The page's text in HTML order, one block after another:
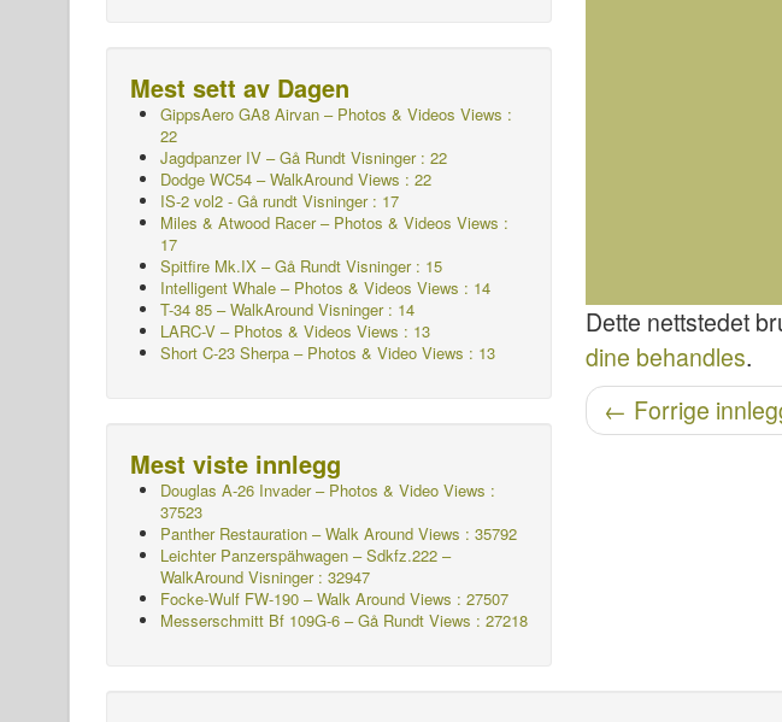
Dette nettstedet
dine behandles.
Etter navigasjon
← Forrige
Mest sett av Dagen
GippsAero GA8 Airvan – Photos & Videos Views :
22
Jagdpanzer IV – Gå Rundt Visninger : 22
Dodge WC54 – WalkAround Views : 22
IS-2 vol2 - Gå rundt Visninger : 17
Miles & Atwood Racer – Photos & Videos Views :
17
Spitfire Mk.IX – Gå Rundt Visninger : 15
Intelligent Whale – Photos & Videos Views : 14
T-34 85 – WalkAround Visninger : 14
LARC-V – Photos & Videos Views : 13
Short C-23 Sherpa – Photos & Video Views : 13
Mest viste innlegg
Douglas A-26 Invader – Photos & Video Views :
37523
Panther Restauration – Walk Around Views : 35792
Leichter Panzerspähwagen – Sdkfz.222 –
WalkAround Visninger : 32947
Focke-Wulf FW-190 – Walk Around Views : 27507
Messerschmitt Bf 109G-6 – Gå Rundt Views : 27218